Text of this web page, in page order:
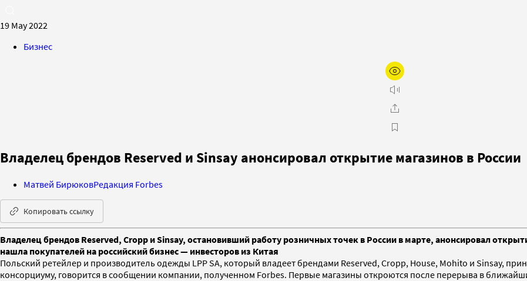
19 May 2022
Бизнес
Владелец брендов Reserved и Sinsay анонсировал открытие магазинов в России
Матвей БирюковРедакция Forbes
Копировать ссылку
Владелец брендов Reserved, Cropp и Sinsay, остановивший работу розничных точек в России в марте, анонсировал
нашла покупателей на российский бизнес — инвесторов из Китая
Польский ретейлер и производитель одежды LPP SA, который владеет брендами Reserved, Cropp, House, Mohito и Sinsay,
консорциуму, говорится в сообщении компании, полученном Forbes. Первые магазины откроются после перерыва в